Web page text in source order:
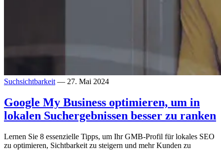
Suchsichtbarkeit — 27. Mai 2024
Google My Business optimieren, um in
lokalen Suchergebnissen besser zu ranken
Lernen Sie 8 essenzielle Tipps, um Ihr GMB-Profil für lokales SEO
zu optimieren, Sichtbarkeit zu steigern und mehr Kunden zu